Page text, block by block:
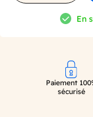
En
Paiement
sécurisé